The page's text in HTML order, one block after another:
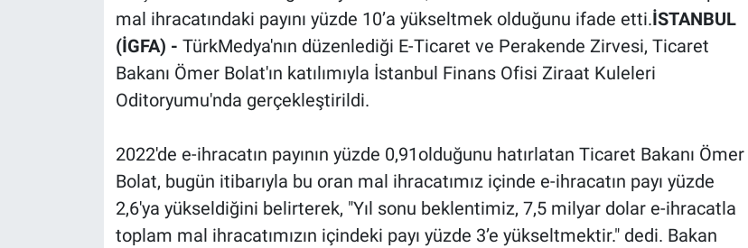
mal ihracatındaki payını yüzde 10’a yükseltmek olduğunu ifade etti.İSTANBUL
(İGFA) - TürkMedya'nın düzenlediği E-Ticaret ve Perakende Zirvesi, Ticaret
Bakanı Ömer Bolat'ın katılımıyla İstanbul Finans Ofisi Ziraat Kuleleri
Oditoryumu'nda gerçekleştirildi.
2022'de e-ihracatın payının yüzde 0,91olduğunu hatırlatan Ticaret Bakanı Ömer
Bolat, bugün itibarıyla bu oran mal ihracatımız içinde e-ihracatın payı yüzde
2,6'ya yükseldiğini belirterek, "Yıl sonu beklentimiz, 7,5 milyar dolar e-ihracatla
toplam mal ihracatımızın içindeki payı yüzde 3’e yükseltmektir." dedi. Bakan